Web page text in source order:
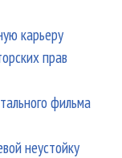
карьеру
прав
фильма
неустойку